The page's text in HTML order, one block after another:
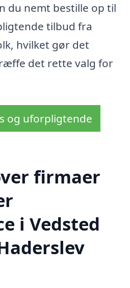
du nemt bestille op til
tilbud fra
hvilket gør det
det rette valg for
og uforpligtende
firmaer
i Vedsted